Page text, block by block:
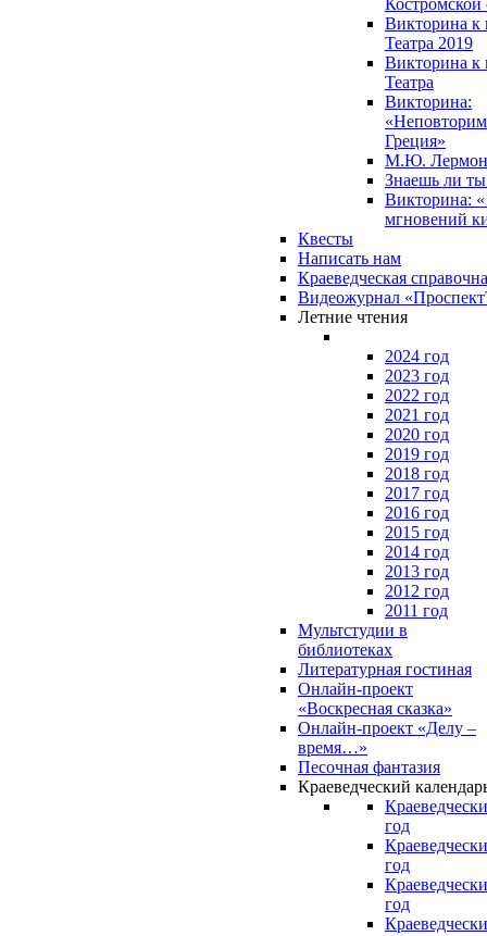
Костромской
Викторина к
Театра 2019
Викторина к
Театра
Викторина:
Греция»
М.Ю.
Знаешь ли
Викторина:
мгновений
Квесты
Написать нам
Краеведческая
Видеожурнал
Летние чтения
2024 год
2023 год
2022 год
2021 год
2020 год
2019 год
2018 год
2017 год
2016 год
2015 год
2014 год
2013 год
2012 год
2011 год
Мультстудии в
библиотеках
Литературная гостиная
Онлайн-проект
«Воскресная сказка»
Онлайн-проект «Делу –
время…»
Песочная фантазия
Краеведческий
год
год
год